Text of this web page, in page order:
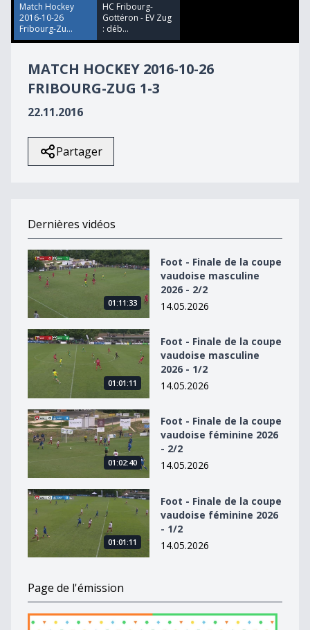
Match Hockey
2016-10-26
Fribourg-Zu...
HC Fribourg-
Gottéron - EV Zug
: déb...
MATCH HOCKEY 2016-10-26
FRIBOURG-ZUG 1-3
22.11.2016
Partager
Dernières vidéos
Foot - Finale de la coupe vaudoise masculine 2026 - 2/2
01:11:33
Foot - Finale de la coupe
vaudoise masculine
2026 - 2/2
14.05.2026
Foot - Finale de la coupe vaudoise masculine 2026 - 1/2
01:01:11
Foot - Finale de la coupe
vaudoise masculine
2026 - 1/2
14.05.2026
Foot - Finale de la coupe vaudoise féminine 2026 - 2/2
01:02:40
Foot - Finale de la coupe
vaudoise féminine 2026
- 2/2
14.05.2026
Foot - Finale de la coupe vaudoise féminine 2026 - 1/2
01:01:11
Foot - Finale de la coupe
vaudoise féminine 2026
- 1/2
14.05.2026
Page de l'émission